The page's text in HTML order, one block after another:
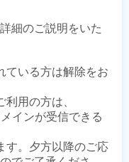
細のご説明をいた
ている方は解除をお
用の方は、
インが受信できる
す。夕方以降のご応